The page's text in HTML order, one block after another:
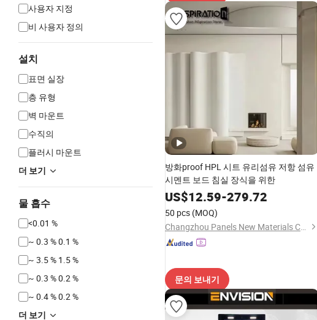
사용자 지정
비 사용자 정의
설치
표면 실장
층 유형
벽 마운트
수직의
플러시 마운트
더 보기
물 흡수
<0.01 %
~ 0.3 % 0.1 %
~ 3.5 % 1.5 %
~ 0.3 % 0.2 %
~ 0.4 % 0.2 %
더 보기
방화proof HPL 시트 유리섬유 저항 섬유
시멘트 보드 침실 장식을 위한
US$12.59-279.72
50 pcs (MOQ)
Changzhou Panels New Materials Co., Ltd.
문의 보내기